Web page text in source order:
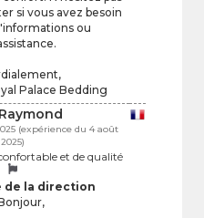
si vous avez besoin
ou
Palace Bedding
(expérience du 4 août
2025)
et de qualité
de la direction